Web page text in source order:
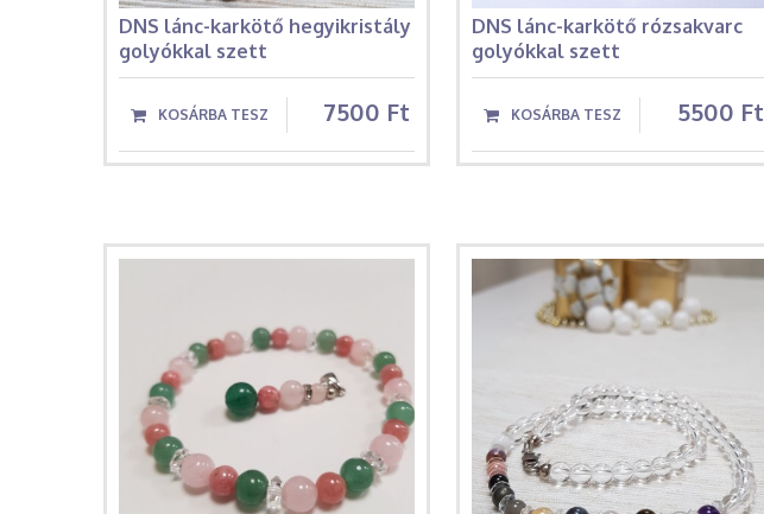
DNS lánc-karkötő hegyikristály
golyókkal szett
7500 Ft
DNS lánc-karkötő rózsakvarc
golyókkal szett
5500 Ft